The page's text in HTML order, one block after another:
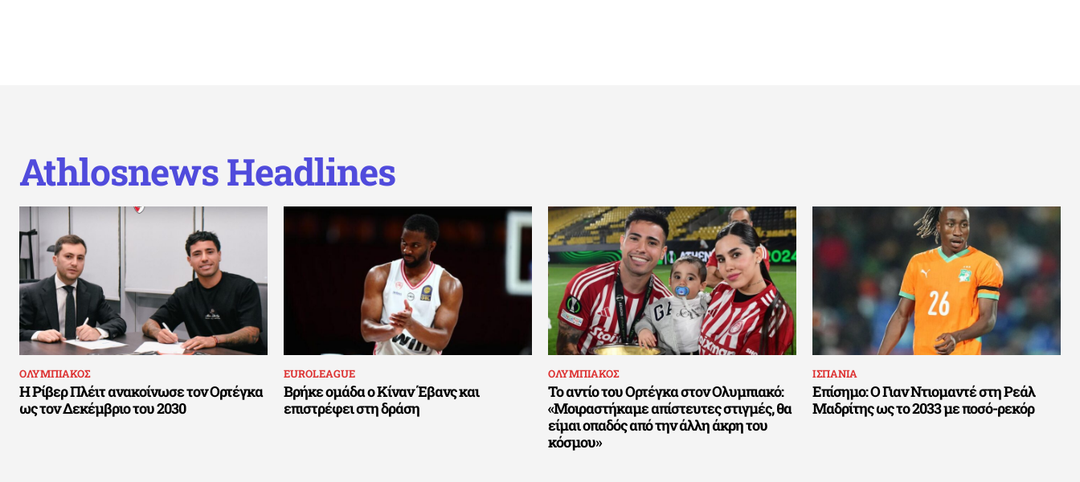
Athlosnews Headlines
ΟΛΥΜΠΙΑΚΟΣ
Η Ρίβερ Πλέιτ ανακοίνωσε τον Ορτέγκα
ως τον Δεκέμβριο του 2030
EUROLEAGUE
Βρήκε ομάδα ο Κίναν Έβανς και
επιστρέφει στη δράση
ΟΛΥΜΠΙΑΚΟΣ
Το αντίο του Ορτέγκα στον Ολυμπιακό:
«Μοιραστήκαμε απίστευτες στιγμές, θα
είμαι οπαδός από την άλλη άκρη του
κόσμου»
ΙΣΠΑΝΙΑ
Επίσημο: Ο Γιαν Ντιομαντέ στη Ρεάλ
Μαδρίτης ως το 2033 με ποσό-ρεκόρ